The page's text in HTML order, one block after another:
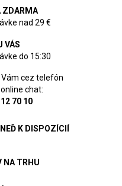
ZDARMA
nad 29 €
VÁS
do 15:30
Vám cez telefón
chat:
70 10
K DISPOZÍCIÍ
NA TRHU